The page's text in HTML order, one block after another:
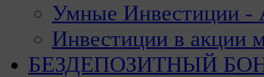
Умные Инвестиции -
Инвестиции в акции
БЕЗДЕПОЗИТНЫЙ